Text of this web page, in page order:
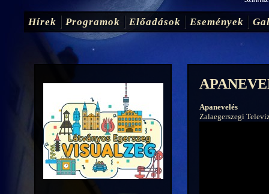
Hírek Programok Előadások Események
Apanevelés
Zalaegerszegi